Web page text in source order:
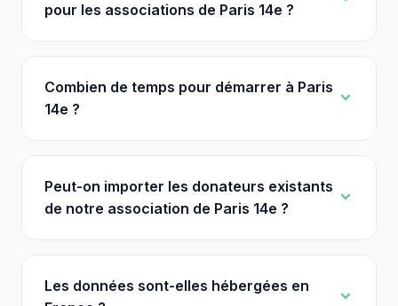
pour les associations de Paris 14e ?
Combien de temps pour démarrer à Paris
14e ?
Peut-on importer les donateurs existants
de notre association de Paris 14e ?
Les données sont-elles hébergées en